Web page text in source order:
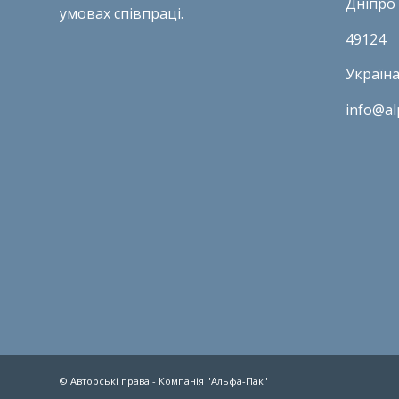
умовах співпраці.
49124
Україна
© Авторські права - Компанія "Альфа-Пак"